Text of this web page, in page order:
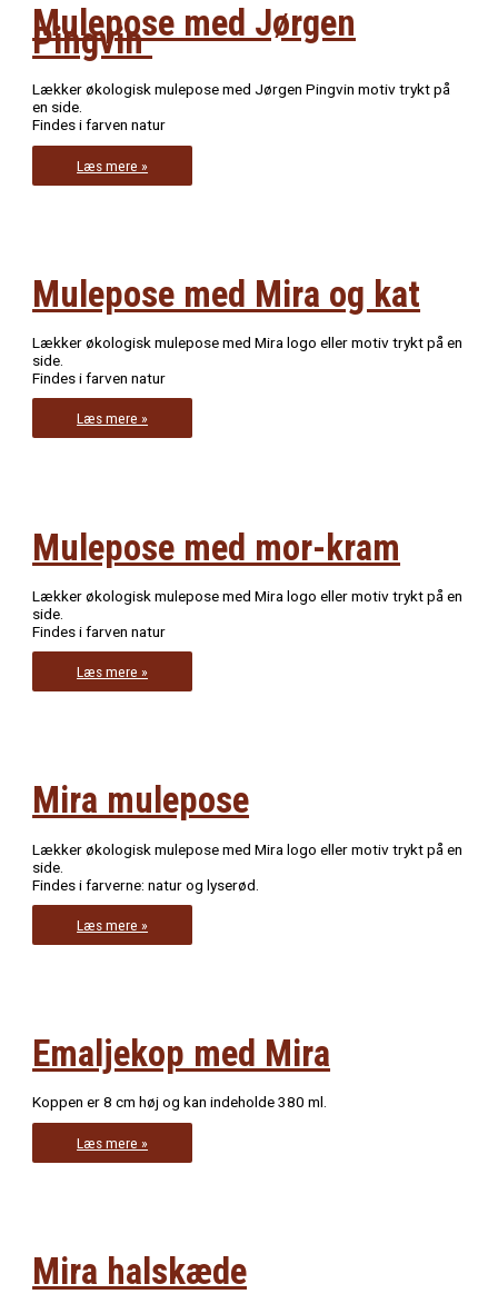
Mulepose med Jørgen
Pingvin
Lækker økologisk mulepose med Jørgen Pingvin motiv trykt på
en side.
Findes i farven natur
Mulepose
med
Jørgen
Læs mere »
Mulepose med Mira og kat
Lækker økologisk mulepose med Mira logo eller motiv trykt på en
side.
Findes i farven natur
Mulepose
med
Mira
Læs mere »
Mulepose med mor-kram
Lækker økologisk mulepose med Mira logo eller motiv trykt på en
side.
Findes i farven natur
Mulepose
med
mor-
Læs mere »
Mira mulepose
Lækker økologisk mulepose med Mira logo eller motiv trykt på en
side.
Findes i farverne: natur og lyserød.
Mira
mulepose
Læs mere »
Emaljekop med Mira
Koppen er 8 cm høj og kan indeholde 380 ml.
Emaljekop
med
Mira
Læs mere »
Mira halskæde